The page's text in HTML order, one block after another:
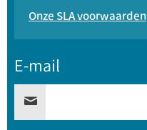
Onze SLA voorwaarden
E-mail